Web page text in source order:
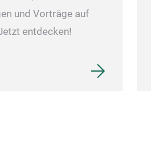
und Vorträge auf
entdecken!